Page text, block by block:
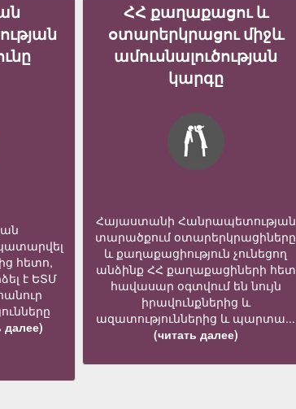
հետո,
է ԵՏՄ
далее)
ՀՀ քաղաքացու և
օտարերկրացու միջև
ամուսնալուծության
կարգը
Հայաստանի Հանրապետության
տարածքում օտարերկրացիները
և քաղաքացիություն չունեցող
անձինք ՀՀ քաղաքացիների հետ
հավասար օգտվում են նույն
իրավունքներից և
ազատություններից և պարտա...
(читать далее)